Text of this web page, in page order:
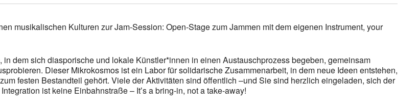
musikalischen Kulturen zur Jam-Session: Open-Stage zum Jammen mit dem eigenen Instrument, your
dem sich diasporische und lokale Künstler*innen in einen Austauschprozess begeben, gemeinsam
Dieser Mikrokosmos ist ein Labor für solidarische Zusammenarbeit, in dem neue Ideen entstehen,
festen Bestandteil gehört. Viele der Aktivitäten sind öffentlich –und Sie sind herzlich eingeladen, sich der
ist keine Einbahnstraße – Itʼs a bring-in, not a take-away!